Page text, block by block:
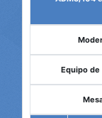
Equipo de